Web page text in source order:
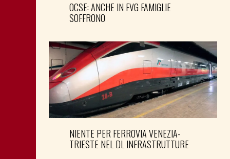
OCSE: ANCHE IN FVG FAMIGLIE
SOFFRONO
NIENTE PER FERROVIA VENEZIA-
TRIESTE NEL DL INFRASTRUTTURE